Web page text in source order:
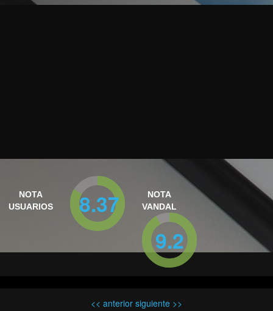
NOTA
USUARIOS
8.37
NOTA
VANDAL
9.2
<< anterior siguiente >>